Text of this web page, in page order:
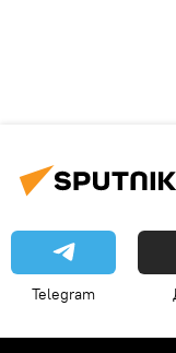
Telegram